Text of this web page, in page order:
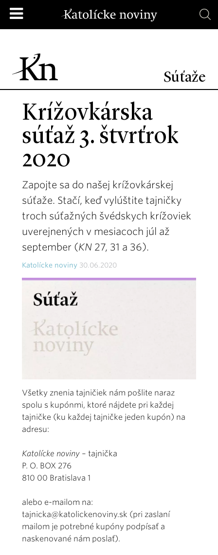
Súťaže
Krížovkárska
súťaž 3. štvrťrok
2020
Zapojte sa do našej krížovkárskej
súťaže. Stačí, keď vylúštite tajničky
troch súťažných švédskych krížoviek
uverejnených v mesiacoch júl až
september (KN 27, 31 a 36).
Katolícke noviny 30.06.2020
Všetky znenia tajničiek nám pošlite naraz
spolu s kupónmi, ktoré nájdete pri každej
tajničke (ku každej tajničke jeden kupón) na
adresu:
Katolícke noviny – tajnička
P. O. BOX 276
810 00 Bratislava 1
alebo e-mailom na:
tajnicka@katolickenoviny.sk (pri zaslaní
mailom je potrebné kupóny podpísať a
naskenované nám poslať).